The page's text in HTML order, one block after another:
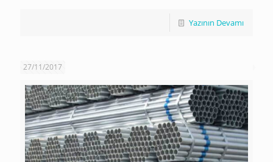
Yazının Devamı
27/11/2017